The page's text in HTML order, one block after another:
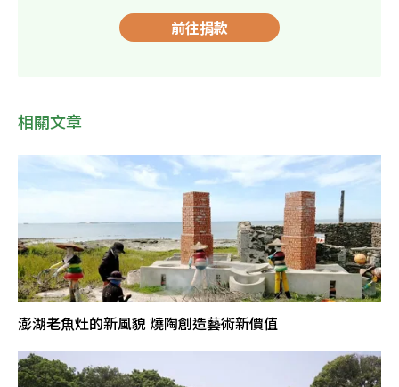
前往捐款
相關文章
澎湖老魚灶的新風貌 燒陶創造藝術新價值